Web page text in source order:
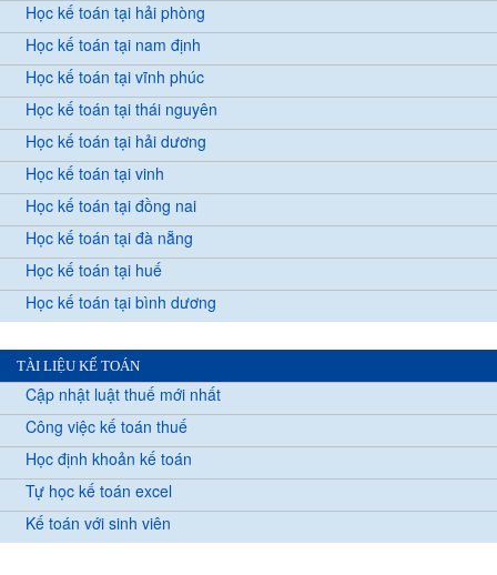
Học kế toán tại hải phòng
Học kế toán tại nam định
Học kế toán tại vĩnh phúc
Học kế toán tại thái nguyên
Học kế toán tại hải dương
Học kế toán tại vinh
Học kế toán tại đồng nai
Học kế toán tại đà nẵng
Học kế toán tại huế
Học kế toán tại bình dương
TÀI LIỆU KẾ TOÁN
Cập nhật luật thuế mới nhất
Công việc kế toán thuế
Học định khoản kế toán
Tự học kế toán excel
Kế toán với sinh viên